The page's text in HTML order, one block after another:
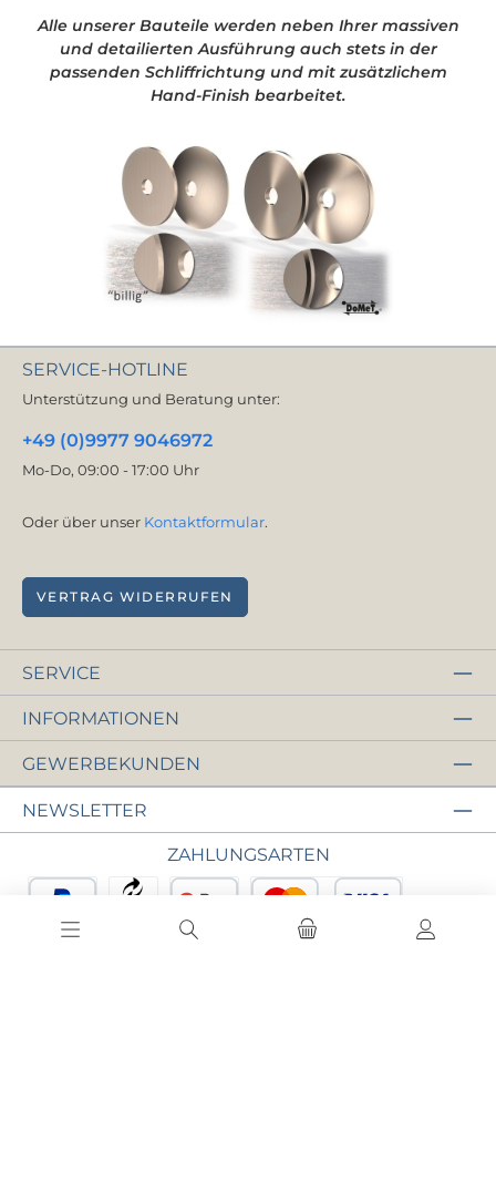
Alle unserer Bauteile werden neben Ihrer massiven
und detailierten Ausführung auch stets in der
passenden Schliffrichtung und mit zusätzlichem
Hand-Finish bearbeitet.
SERVICE-HOTLINE
Unterstützung und Beratung unter:
+49 (0)9977 9046972
Mo-Do, 09:00 - 17:00 Uhr
Oder über unser Kontaktformular.
VERTRAG WIDERRUFEN
SERVICE
INFORMATIONEN
GEWERBEKUNDEN
NEWSLETTER
ZAHLUNGSARTEN
PayPal Vorkasse Kredit- oder Debitkarte